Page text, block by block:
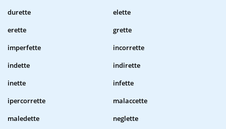
durette
elette
erette
grette
imperfette
incorrette
indette
indirette
inette
infette
ipercorrette
malaccette
maledette
neglette